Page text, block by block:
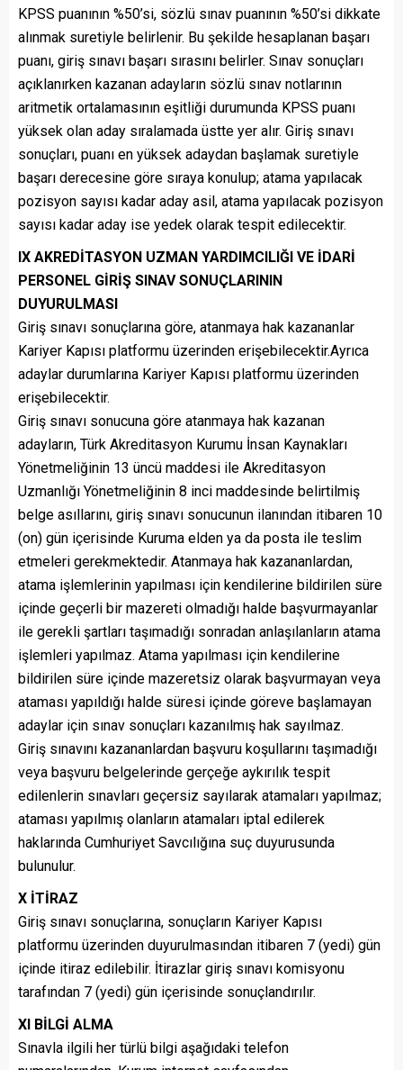
KPSS puanının %50’si, sözlü sınav puanının %50’si dikkate
alınmak suretiyle belirlenir. Bu şekilde hesaplanan başarı
puanı, giriş sınavı başarı sırasını belirler. Sınav sonuçları
açıklanırken kazanan adayların sözlü sınav notlarının
aritmetik ortalamasının eşitliği durumunda KPSS puanı
yüksek olan aday sıralamada üstte yer alır. Giriş sınavı
sonuçları, puanı en yüksek adaydan başlamak suretiyle
başarı derecesine göre sıraya konulup; atama yapılacak
pozisyon sayısı kadar aday asil, atama yapılacak pozisyon
sayısı kadar aday ise yedek olarak tespit edilecektir.
IX AKREDİTASYON UZMAN YARDIMCILIĞI VE İDARİ
PERSONEL GİRİŞ SINAV SONUÇLARININ
DUYURULMASI
Giriş sınavı sonuçlarına göre, atanmaya hak kazananlar
Kariyer Kapısı platformu üzerinden erişebilecektir.Ayrıca
adaylar durumlarına Kariyer Kapısı platformu üzerinden
erişebilecektir.
Giriş sınavı sonucuna göre atanmaya hak kazanan
adayların, Türk Akreditasyon Kurumu İnsan Kaynakları
Yönetmeliğinin 13 üncü maddesi ile Akreditasyon
Uzmanlığı Yönetmeliğinin 8 inci maddesinde belirtilmiş
belge asıllarını, giriş sınavı sonucunun ilanından itibaren 10
(on) gün içerisinde Kuruma elden ya da posta ile teslim
etmeleri gerekmektedir. Atanmaya hak kazananlardan,
atama işlemlerinin yapılması için kendilerine bildirilen süre
içinde geçerli bir mazereti olmadığı halde başvurmayanlar
ile gerekli şartları taşımadığı sonradan anlaşılanların atama
işlemleri yapılmaz. Atama yapılması için kendilerine
bildirilen süre içinde mazeretsiz olarak başvurmayan veya
ataması yapıldığı halde süresi içinde göreve başlamayan
adaylar için sınav sonuçları kazanılmış hak sayılmaz.
Giriş sınavını kazananlardan başvuru koşullarını taşımadığı
veya başvuru belgelerinde gerçeğe aykırılık tespit
edilenlerin sınavları geçersiz sayılarak atamaları yapılmaz;
ataması yapılmış olanların atamaları iptal edilerek
haklarında Cumhuriyet Savcılığına suç duyurusunda
bulunulur.
X İTİRAZ
Giriş sınavı sonuçlarına, sonuçların Kariyer Kapısı
platformu üzerinden duyurulmasından itibaren 7 (yedi) gün
içinde itiraz edilebilir. İtirazlar giriş sınavı komisyonu
tarafından 7 (yedi) gün içerisinde sonuçlandırılır.
XI BİLGİ ALMA
Sınavla ilgili her türlü bilgi aşağıdaki telefon